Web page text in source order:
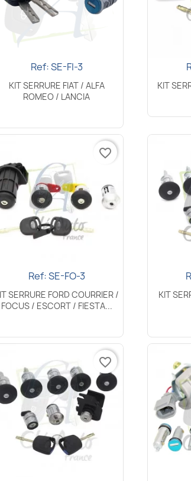
Aperçu rapide
Ref: SE-FI-3
KIT SERRURE FIAT / ALFA
ROMEO / LANCIA

KIT
Aperçu rapide
Ref: SE-FO-3
SERRURE FORD COURRIER /
FOCUS / ESCORT / FIESTA...
favorite_border

KIT
favorite_border